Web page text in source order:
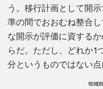
う。移行計画として開
準の間でおおむね整合
な開示が評価に資する
らだ。ただし、どれか1
分というものではない点